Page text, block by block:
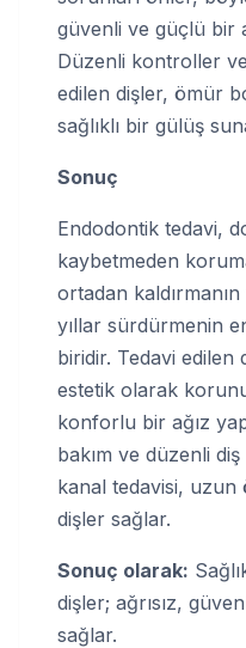
güvenli ve güçlü bir
Düzenli kontroller
edilen dişler, ömür
sağlıklı bir gülüş
Sonuç
Endodontik tedavi,
kaybetmeden
ortadan kaldırmanın
yıllar sürdürmenin
biridir. Tedavi edilen
estetik olarak
konforlu bir ağız
bakım ve düzenli
kanal tedavisi, uzun
dişler sağlar.
Sonuç olarak:
dişler; ağrısız,
sağlar.